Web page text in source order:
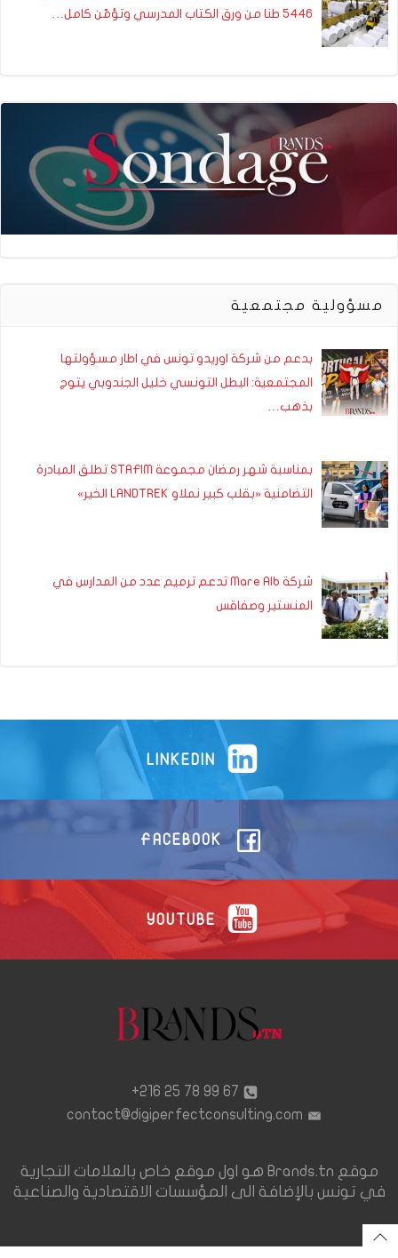
5446 طنا من ورق الكتاب المدرسي وتؤمّن كامل…
مسؤولية مجتمعية
بدعم من شركة اوريدو تونس في اطار مسؤولتها
المجتمعية: البطل التونسي خليل الجندوبي يتوج
بذهب…
بمناسبة شهر رمضان مجموعة STAFIM تطلق المبادرة
التضامنية «بقلب كبير نملاو LANDTREK الخير»
شركة Mare Alb تدعم ترميم عدد من المدارس في
المنستير وصفاقس
LINKEDIN
FACEBOOK
YOUTUBE
67 99 78 25 216+
contact@digiperfectconsulting.com
موقع Brands.tn هو اول موقع خاص بالعلامات التجارية
في تونس بالإضافة الى المؤسسات الاقتصادية والصناعية